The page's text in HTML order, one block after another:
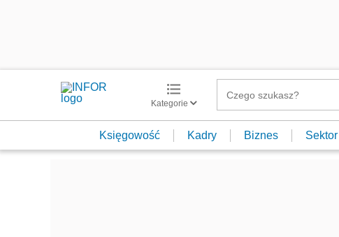
Kategorie
Księgowość Kadry Biznes